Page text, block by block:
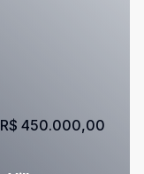
R$ 450.000,00